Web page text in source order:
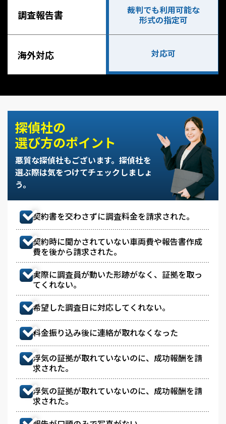
調査報告書
裁判でも利用可能な
形式の指定可
海外対応 対応可
探偵社の
選び方のポイント
悪質な探偵社もございます。 探偵社を
選ぶ際は気をつけてチェックしましょ
う。
契約書を交わさずに調査料金を請求された。
契約時に聞かされていない車両費や報告書作成
費を後から請求された。
実際に調査員が動いた形跡がなく、証拠を取っ
てくれない。
希望した調査日に対応してくれない。
料金振り込み後に連絡が取れなくなった
浮気の証拠が取れていないのに、成功報酬を請
求された。
浮気の証拠が取れていないのに、成功報酬を請
求された。